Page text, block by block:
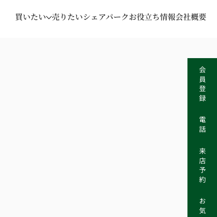
買いたい 売りたいシェアパークお役立ち情報会社概要
会員登録
電話
来店予約